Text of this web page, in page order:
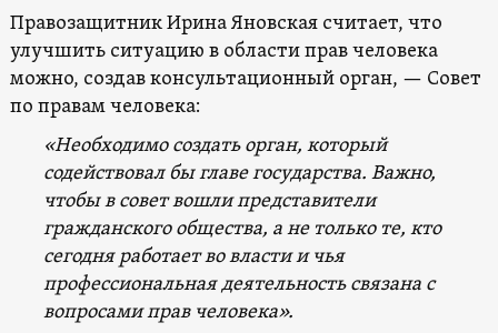
Правозащитник Ирина Яновская считает, что
улучшить ситуацию в области прав человека
можно, создав консультационный орган, — Совет
по правам человека:
«Необходимо создать орган, который
содействовал бы главе государства. Важно,
чтобы в совет вошли представители
гражданского общества, а не только те, кто
сегодня работает во власти и чья
профессиональная деятельность связана с
вопросами прав человека».